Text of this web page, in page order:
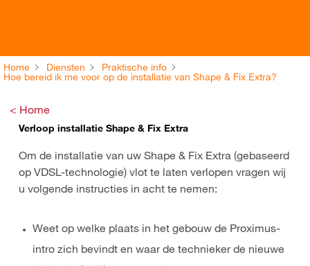
Home Diensten
Praktische info
Hoe bereid ik me voor op de installatie van Shape & Fix Extra?
< Home
Verloop installatie Shape & Fix Extra
Om de installatie van uw Shape & Fix Extra (gebaseerd
op VDSL-technologie) vlot te laten verlopen vragen wij
u volgende instructies in acht te nemen:
Weet op welke plaats in het gebouw de Proximus-
intro zich bevindt en waar de technieker de nieuwe